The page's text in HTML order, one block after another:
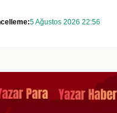
5 Ağustos 2026 22:56